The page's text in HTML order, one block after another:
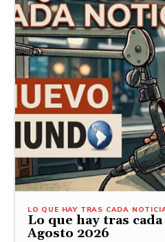
LO QUE HAY TRAS CADA
Lo que hay tras
Agosto 2026